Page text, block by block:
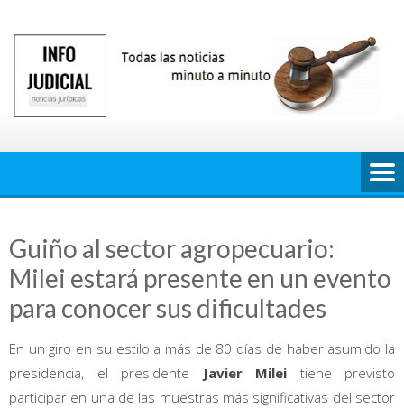
contenido
Guiño al sector agropecuario:
Milei estará presente en un evento
para conocer sus dificultades
En un giro en su estilo a más de 80 días de haber asumido la
presidencia, el presidente
Javier Milei tiene previsto
participar en una de las muestras más significativas del sector